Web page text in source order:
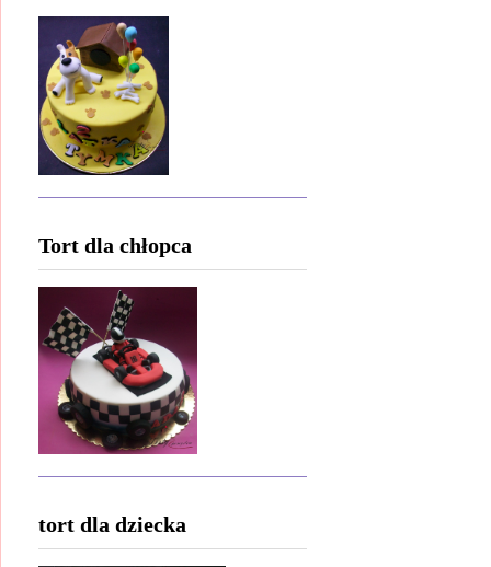
Tort dla chłopca
tort dla dziecka